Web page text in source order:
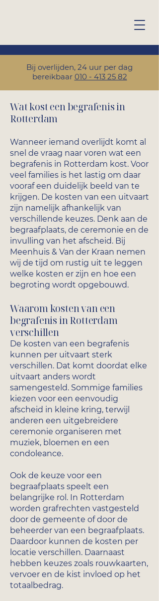
Bij overlijden, 24 uur per dag
bereikbaar 010 - 413 25 82
Wat kost een begrafenis in
Rotterdam
Wanneer iemand overlijdt komt al
snel de vraag naar voren wat een
begrafenis in Rotterdam kost. Voor
veel families is het lastig om daar
vooraf een duidelijk beeld van te
krijgen. De kosten van een uitvaart
zijn namelijk afhankelijk van
verschillende keuzes. Denk aan de
begraafplaats, de ceremonie en de
invulling van het afscheid. Bij
Meenhuis & Van der Kraan nemen
wij de tijd om rustig uit te leggen
welke kosten er zijn en hoe een
begroting wordt opgebouwd.
Waarom kosten van een
begrafenis in Rotterdam
verschillen
De kosten van een begrafenis
kunnen per uitvaart sterk
verschillen. Dat komt doordat elke
uitvaart anders wordt
samengesteld. Sommige families
kiezen voor een eenvoudig
afscheid in kleine kring, terwijl
anderen een uitgebreidere
ceremonie organiseren met
muziek, bloemen en een
condoleance.
Ook de keuze voor een
begraafplaats speelt een
belangrijke rol. In Rotterdam
worden grafrechten vastgesteld
door de gemeente of door de
beheerder van een begraafplaats.
Daardoor kunnen de kosten per
locatie verschillen. Daarnaast
hebben keuzes zoals rouwkaarten,
vervoer en de kist invloed op het
totaalbedrag.